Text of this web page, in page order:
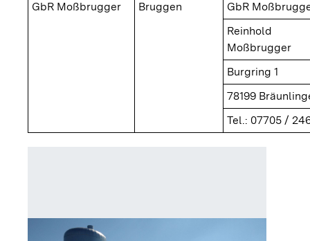
GbR Moßbrugger
Bruggen
GbR
Reinhold
Moßbrugger
Burgring 1
78199
Tel.: 07705 /